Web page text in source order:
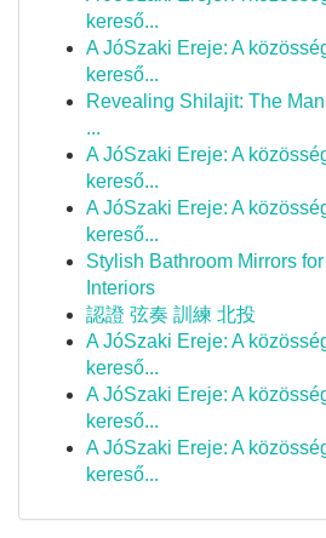
kereső...
A JóSzaki Ereje: A
kereső...
Revealing Shilajit: The
...
A JóSzaki Ereje: A
kereső...
A JóSzaki Ereje: A
kereső...
Stylish Bathroom Mirrors
Interiors
認證 弦奏 訓練 北投
A JóSzaki Ereje: A
kereső...
A JóSzaki Ereje: A
kereső...
A JóSzaki Ereje: A
kereső...